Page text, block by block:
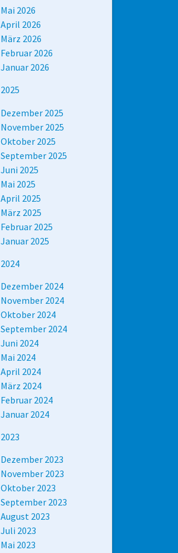
Mai 2026
April 2026
März 2026
Februar 2026
Januar 2026
2025
Dezember 2025
November 2025
Oktober 2025
September 2025
Juni 2025
Mai 2025
April 2025
März 2025
Februar 2025
Januar 2025
2024
Dezember 2024
November 2024
Oktober 2024
September 2024
Juni 2024
Mai 2024
April 2024
März 2024
Februar 2024
Januar 2024
2023
Dezember 2023
November 2023
Oktober 2023
September 2023
August 2023
Juli 2023
Mai 2023